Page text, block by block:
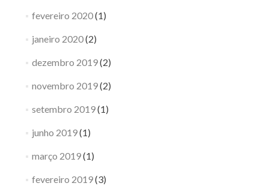
fevereiro 2020(1)
janeiro 2020(2)
dezembro 2019(2)
novembro 2019(2)
setembro 2019(1)
junho 2019(1)
março 2019(1)
fevereiro 2019(3)